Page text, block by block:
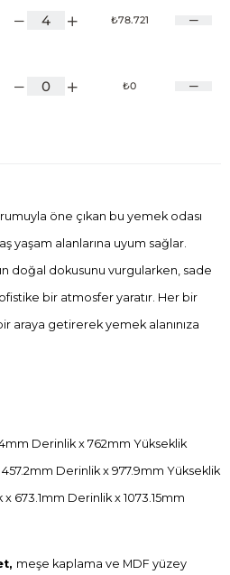
₺78.721
₺0
öne çıkan bu yemek odası
yaşam alanlarına uyum sağlar.
doğal dokusunu vurgularken, sade
bir atmosfer yaratır. Her bir
araya getirerek yemek alanınıza
Derinlik x 762mm Yükseklik
Derinlik x 977.9mm Yükseklik
673.1mm Derinlik x 1073.15mm
meşe kaplama ve MDF yüzey